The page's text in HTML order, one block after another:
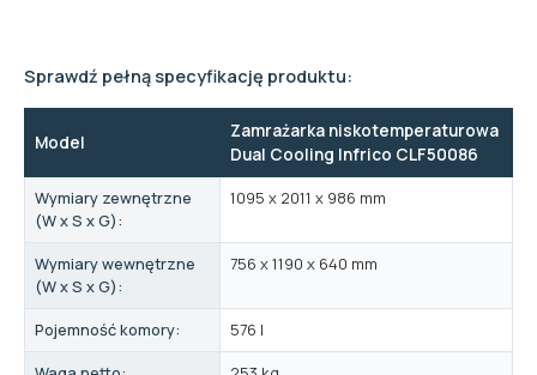
Sprawdź pełną specyfikację produktu:
Model
Zamrażarka niskotemperaturowa
Dual Cooling Infrico CLF50086
Wymiary zewnętrzne
(W x S x G):
1095 x 2011 x 986 mm
Wymiary wewnętrzne
(W x S x G):
756 x 1190 x 640 mm
Pojemność komory:
576 l